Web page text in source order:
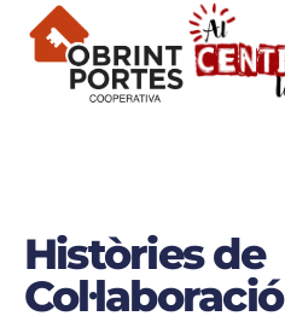
Històries de
Col·laboració